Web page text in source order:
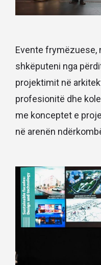
Evente frymëzuese,
shkëputeni nga
projektimit në
profesionitë dhe
me konceptet e
në arenën